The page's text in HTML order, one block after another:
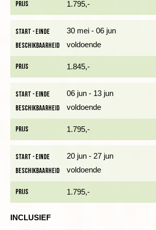
van Schotland.
In de omgeving van Fort William ligt onze
gehele reis, gelegen aan het prachtige
DE GLENN NEVIS-VALLEI EN BEROEMDE DAL
Dag 2 Fort William, wandeling Glen
Prijs 1.795,-
Start - einde 30 mei - 06 jun
Beschikbaarheid voldoende
Prijs 1.845,-
Start - einde 06 jun - 13 jun
Beschikbaarheid voldoende
Prijs 1.795,-
Start - einde 20 jun - 27 jun
Beschikbaarheid voldoende
Prijs 1.795,-
INCLUSIEF